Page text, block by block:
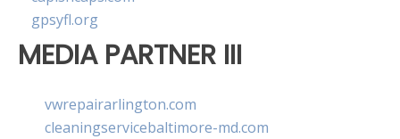
gpsyfl.org
MEDIA PARTNER III
vwrepairarlington.com
cleaningservicebaltimore-md.com